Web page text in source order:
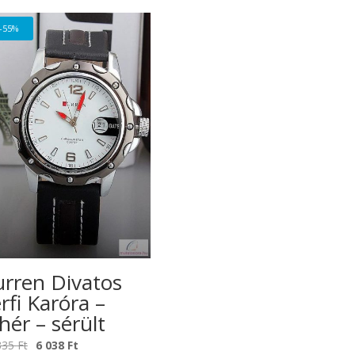
55%
Divatos
Karóra –
– sérült
Ft Original
6 038 Ft